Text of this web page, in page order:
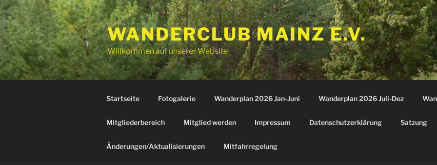
Zum
Inhalt
springen
WANDERCLUB MAINZ E.V.
Willkommen auf unserer Website
Startseite Fotogalerie Wanderplan 2026 Jan-Juni Wanderplan 2026 Juli-Dez
Mitgliederbereich Mitglied werden Impressum Datenschutzerklärung Satzung
Änderungen/Aktualisierungen Mitfahrregelung